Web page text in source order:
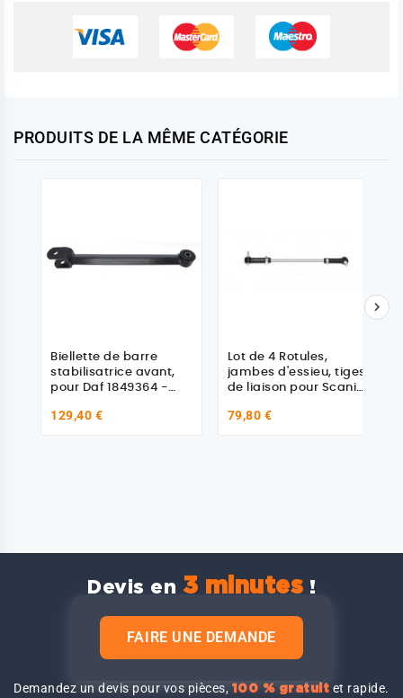
PRODUITS DE LA MÊME CATÉGORIE
Biellette de barre
stabilisatrice avant,
pour Daf 1849364 -
129,40 €
Lot de 4 Rotules,
jambes d'essieu, tiges
de liaison pour Scania
79,80 €

Devis en 3 minutes !
FAIRE UNE DEMANDE
Demandez un devis pour vos pièces,100 % gratuit et rapide.